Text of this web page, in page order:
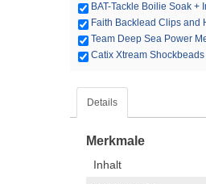
BAT-Tackle Boilie Soak +
Faith Backlead Clips and
Team Deep Sea Power
Catix Xtream
Details
Merkmale
Inhalt